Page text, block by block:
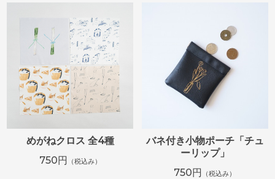
めがねクロス 全4種
750円
（税込み）
バネ付き小物ポーチ「チュ
ーリップ」
750円
（税込み）